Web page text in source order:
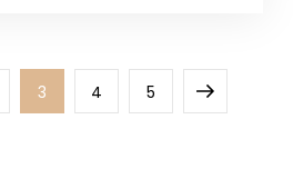
Page
3 Page
4 Page
5
Next